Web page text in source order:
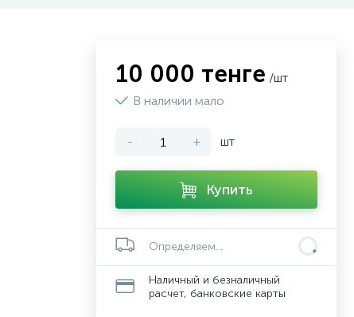
10 000 тенге /шт
В наличии мало
- + шт
Купить
Определяем...
Наличный и безналичный
расчет, банковские карты